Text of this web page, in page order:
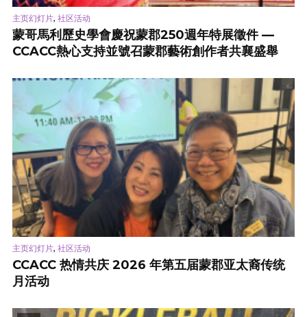
主页幻灯片, 社区活动
蒙哥馬利歷史學會慶祝蒙郡250週年特展徵件 —
CCACC熱心支持並號召蒙郡藝術創作者共襄盛舉
主页幻灯片, 社区活动
CCACC 热情共庆 2026 年第五届蒙郡亚太裔传统
月活动